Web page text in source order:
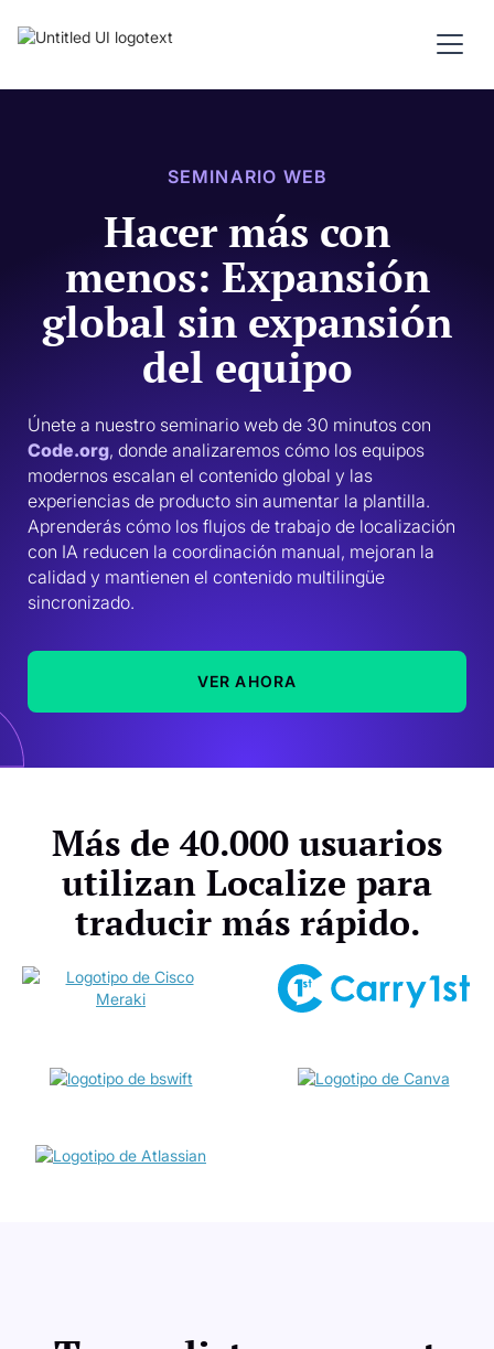
SEMINARIO WEB
Hacer más con
menos: Expansión
global sin expansión
del equipo
Code.org, donde analizaremos cómo los equipos
modernos escalan el contenido global y las
experiencias de producto sin aumentar la plantilla.
Aprenderás cómo los flujos de trabajo de localización
con IA reducen la coordinación manual, mejoran la
calidad y mantienen el contenido multilingüe
sincronizado.
VER AHORA
Más de 40.000 usuarios
utilizan Localize para
traducir más rápido.